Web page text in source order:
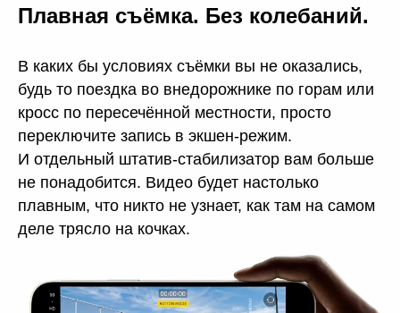
Плавная съёмка. Без колебаний.
В каких бы условиях съёмки вы не оказались,
будь то поездка во внедорожнике по горам или
кросс по пересечённой местности, просто
переключите запись в экшен-режим.
И отдельный штатив-стабилизатор вам больше
не понадобится. Видео будет настолько
плавным, что никто не узнает, как там на самом
деле трясло на кочках.